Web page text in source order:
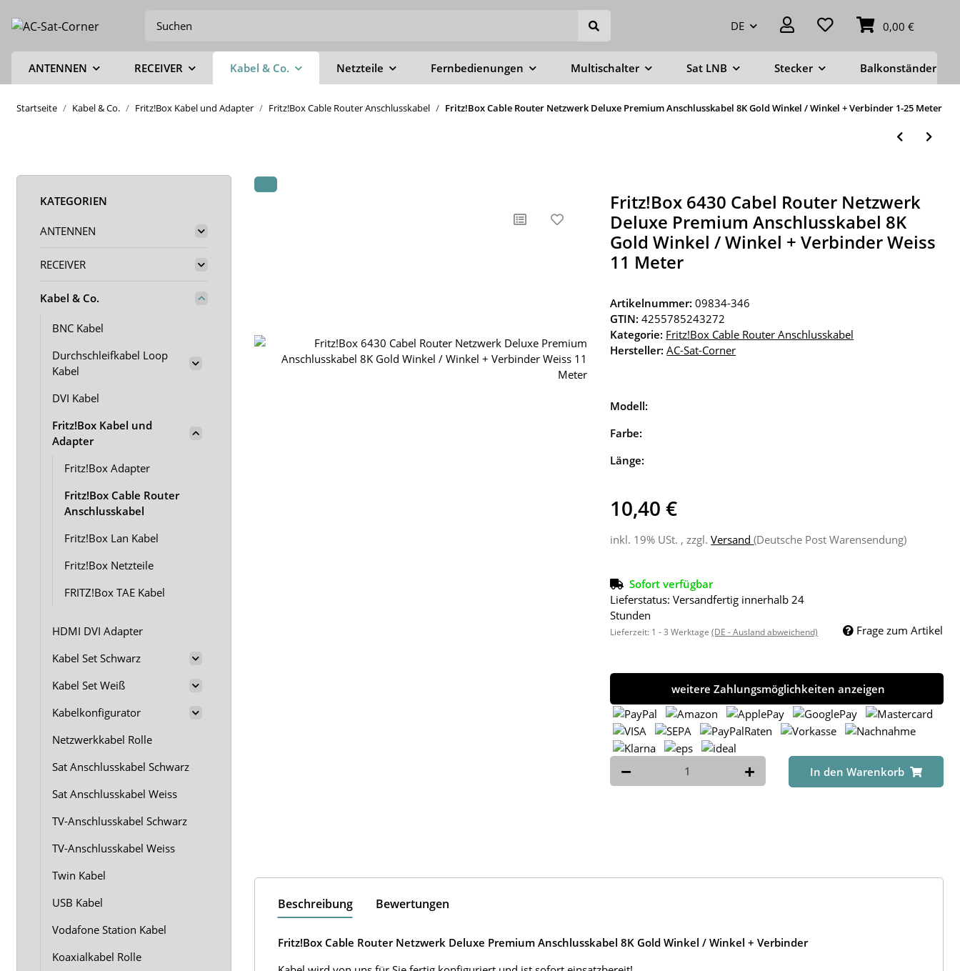
DE 0,00 €
ANTENNEN RECEIVER Kabel & Co. Netzteile Fernbedienungen Multischalter Sat LNB Stecker Balkonständer
Startseite Kabel & Co. Fritz!Box Kabel und Adapter Fritz!Box Cable Router Anschlusskabel Fritz!Box Cable Router Netzwerk Deluxe Premium Anschlusskabel 8K Gold Winkel / Winkel + Verbinder 1-25 Meter
Fritz!Box 6430 Cabel Router Netzwerk
Deluxe Premium Anschlusskabel 8K
Gold Winkel / Winkel + Verbinder Weiss
11 Meter
Artikelnummer:09834-346
GTIN: 4255785243272
Kategorie: Fritz!Box Cable Router Anschlusskabel
Hersteller: AC-Sat-Corner
Modell:
Farbe:
Länge:
10,40 €
inkl. 19% USt. , zzgl.Versand(Deutsche Post Warensendung)
Sofort verfügbar
Lieferstatus: Versandfertig innerhalb 24
Stunden
Lieferzeit: 1 - 3 Werktage(DE - Ausland abweichend) Frage zum Artikel
weitere Zahlungsmöglichkeiten anzeigen
In den Warenkorb
Beschreibung Bewertungen
Fritz!Box Cable Router Netzwerk Deluxe Premium Anschlusskabel 8K Gold Winkel / Winkel + Verbinder
KATEGORIEN
ANTENNEN
RECEIVER
Kabel & Co.
BNC Kabel
Durchschleifkabel Loop
Kabel
DVI Kabel
Fritz!Box Kabel und
Adapter
Fritz!Box Adapter
Fritz!Box Cable Router
Anschlusskabel
Fritz!Box Lan Kabel
Fritz!Box Netzteile
FRITZ!Box TAE Kabel
HDMI DVI Adapter
Kabel Set Schwarz
Kabel Set Weiß
Kabelkonfigurator
Netzwerkkabel Rolle
Sat Anschlusskabel Schwarz
Sat Anschlusskabel Weiss
TV-Anschlusskabel Schwarz
TV-Anschlusskabel Weiss
Twin Kabel
USB Kabel
Vodafone Station Kabel
Koaxialkabel Rolle